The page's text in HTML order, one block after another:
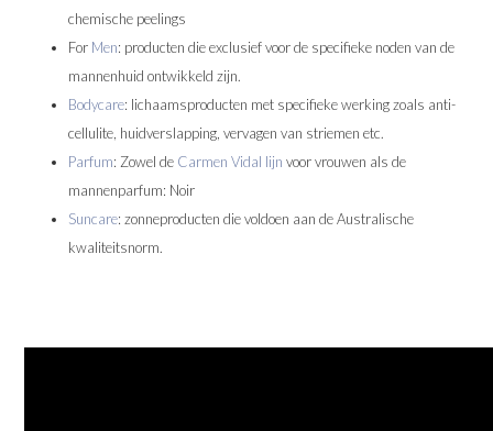
chemische peelings
For Men: producten die exclusief voor de specifieke noden van de
mannenhuid ontwikkeld zijn.
Bodycare: lichaamsproducten met specifieke werking zoals anti-
cellulite, huidverslapping, vervagen van striemen etc.
Parfum: Zowel de Carmen Vidal lijn voor vrouwen als de
mannenparfum: Noir
Suncare: zonneproducten die voldoen aan de Australische
kwaliteitsnorm.